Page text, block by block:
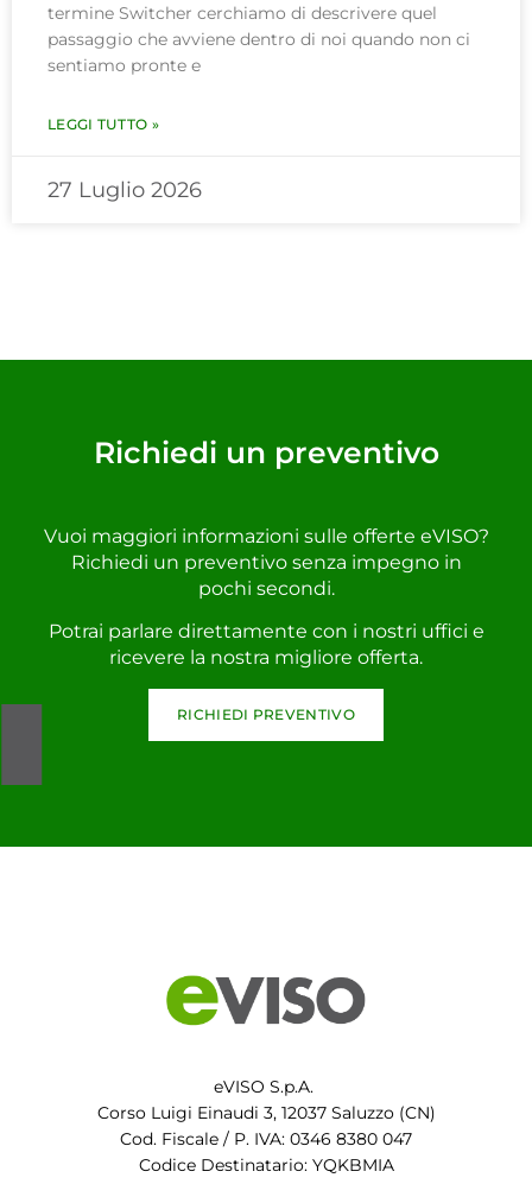
termine Switcher cerchiamo di descrivere quel
passaggio che avviene dentro di noi quando non ci
sentiamo pronte e
LEGGI TUTTO »
27 Luglio 2026
Richiedi un preventivo
Vuoi maggiori informazioni sulle offerte eVISO?
Richiedi un preventivo senza impegno in
pochi secondi.
Potrai parlare direttamente con i nostri uffici e
ricevere la nostra migliore offerta.
RICHIEDI PREVENTIVO
eVISO S.p.A.
Corso Luigi Einaudi 3, 12037 Saluzzo (CN)
Cod. Fiscale / P. IVA: 0346 8380 047
Codice Destinatario: YQKBMIA